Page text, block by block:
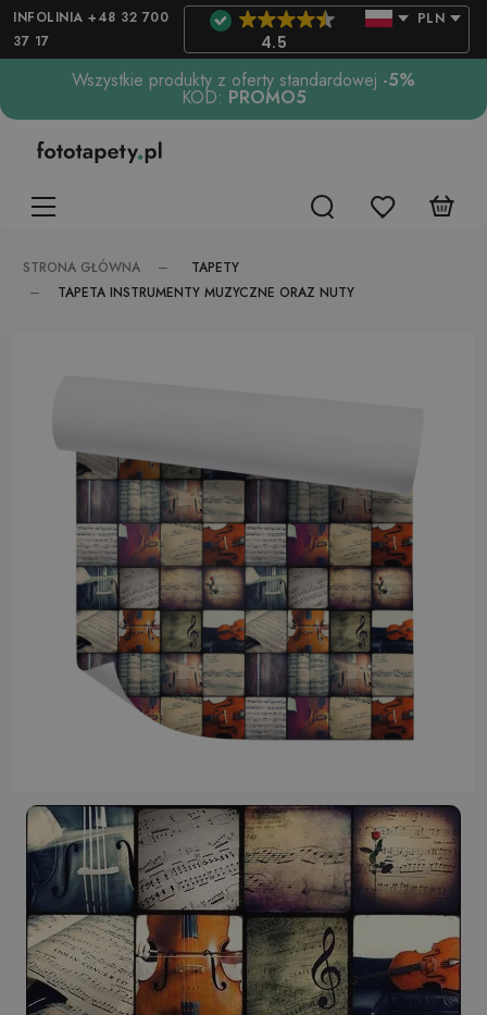
INFOLINIA +48 32 700
37 17
4.5
PLN
Wszystkie produkty z oferty standardowej -5%
KOD: PROMO5
STRONA GŁÓWNA
TAPETY
TAPETA INSTRUMENTY MUZYCZNE ORAZ NUTY